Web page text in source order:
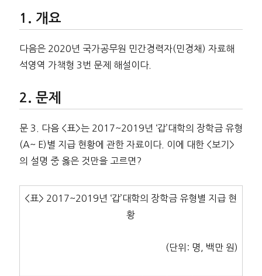
개요
다음은 2020년 국가공무원 민간경력자(민경채) 자료해
석영역 가책형 3번 문제 해설이다.
문제
문 3. 다음 <표>는 2017~2019년 ‘갑’대학의 장학금 유형
(A~ E)별 지급 현황에 관한 자료이다. 이에 대한 <보기>
의 설명 중 옳은 것만을 고르면?
<표> 2017~2019년 ‘갑’대학의 장학금 유형별 지급 현
황
(단위: 명, 백만 원)